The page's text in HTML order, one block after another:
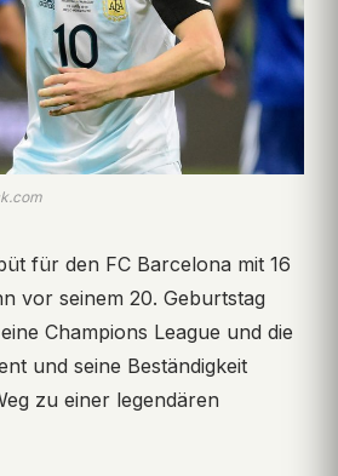
für den FC Barcelona mit 16
vor seinem 20. Geburtstag
Champions League und die
und seine Beständigkeit
zu einer legendären